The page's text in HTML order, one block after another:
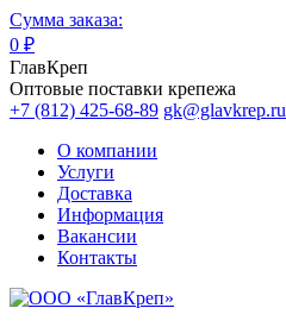
Сумма заказа:
0 ₽
ГлавКреп
Оптовые поставки крепежа
+7 (812) 425-68-89 gk@glavkrep.ru
О компании
Услуги
Доставка
Информация
Вакансии
Контакты